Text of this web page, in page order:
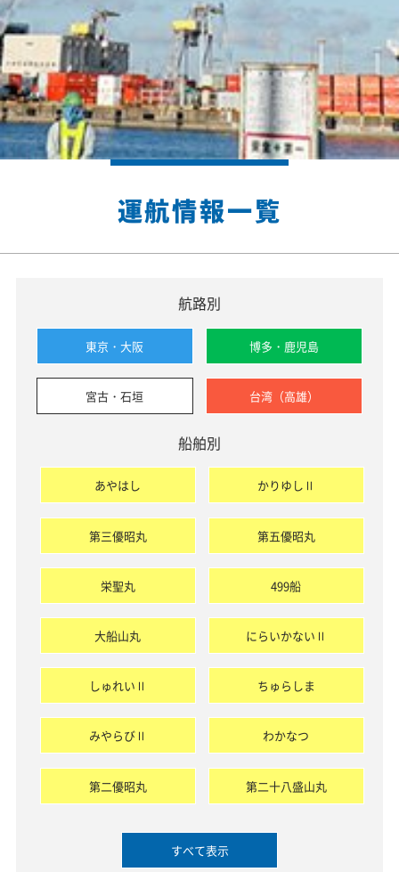
運航情報一覧
航路別
東京・大阪 博多・鹿児島
宮古・石垣 台湾（高雄）
船舶別
あやはし かりゆしⅡ
第三優昭丸 第五優昭丸
栄聖丸 499船
大船山丸 にらいかないⅡ
しゅれいⅡ ちゅらしま
みやらびⅡ わかなつ
第二優昭丸 第二十八盛山丸
すべて表示